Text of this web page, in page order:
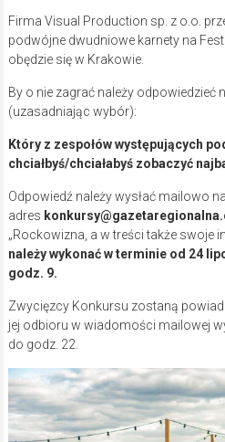
Firma Visual Production sp. z o.o.
podwójne dwudniowe karnety na
obędzie się w Krakowie.
By o nie zagrać należy odpowiedzieć
(uzasadniając wybór):
Który z zespołów występujących
chciałbyś/chciałabyś zobaczyć
Odpowiedź należy wysłać mailowo na
adres
„Rockowizna, a w treści także swoje
należy wykonać w terminie od 24
godz. 9.
Zwycięzcy Konkursu zostaną
jej odbioru w wiadomości mailowej
do godz. 22.